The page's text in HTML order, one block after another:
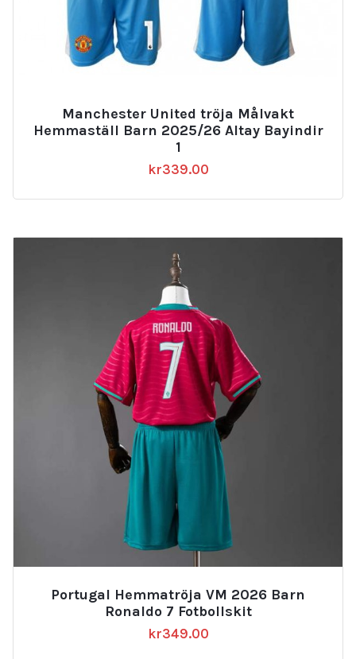
Manchester United tröja Målvakt
Hemmaställ Barn 2025/26 Altay Bayindir
1
kr339.00
Portugal Hemmatröja VM 2026 Barn
Ronaldo 7 Fotbollskit
kr349.00